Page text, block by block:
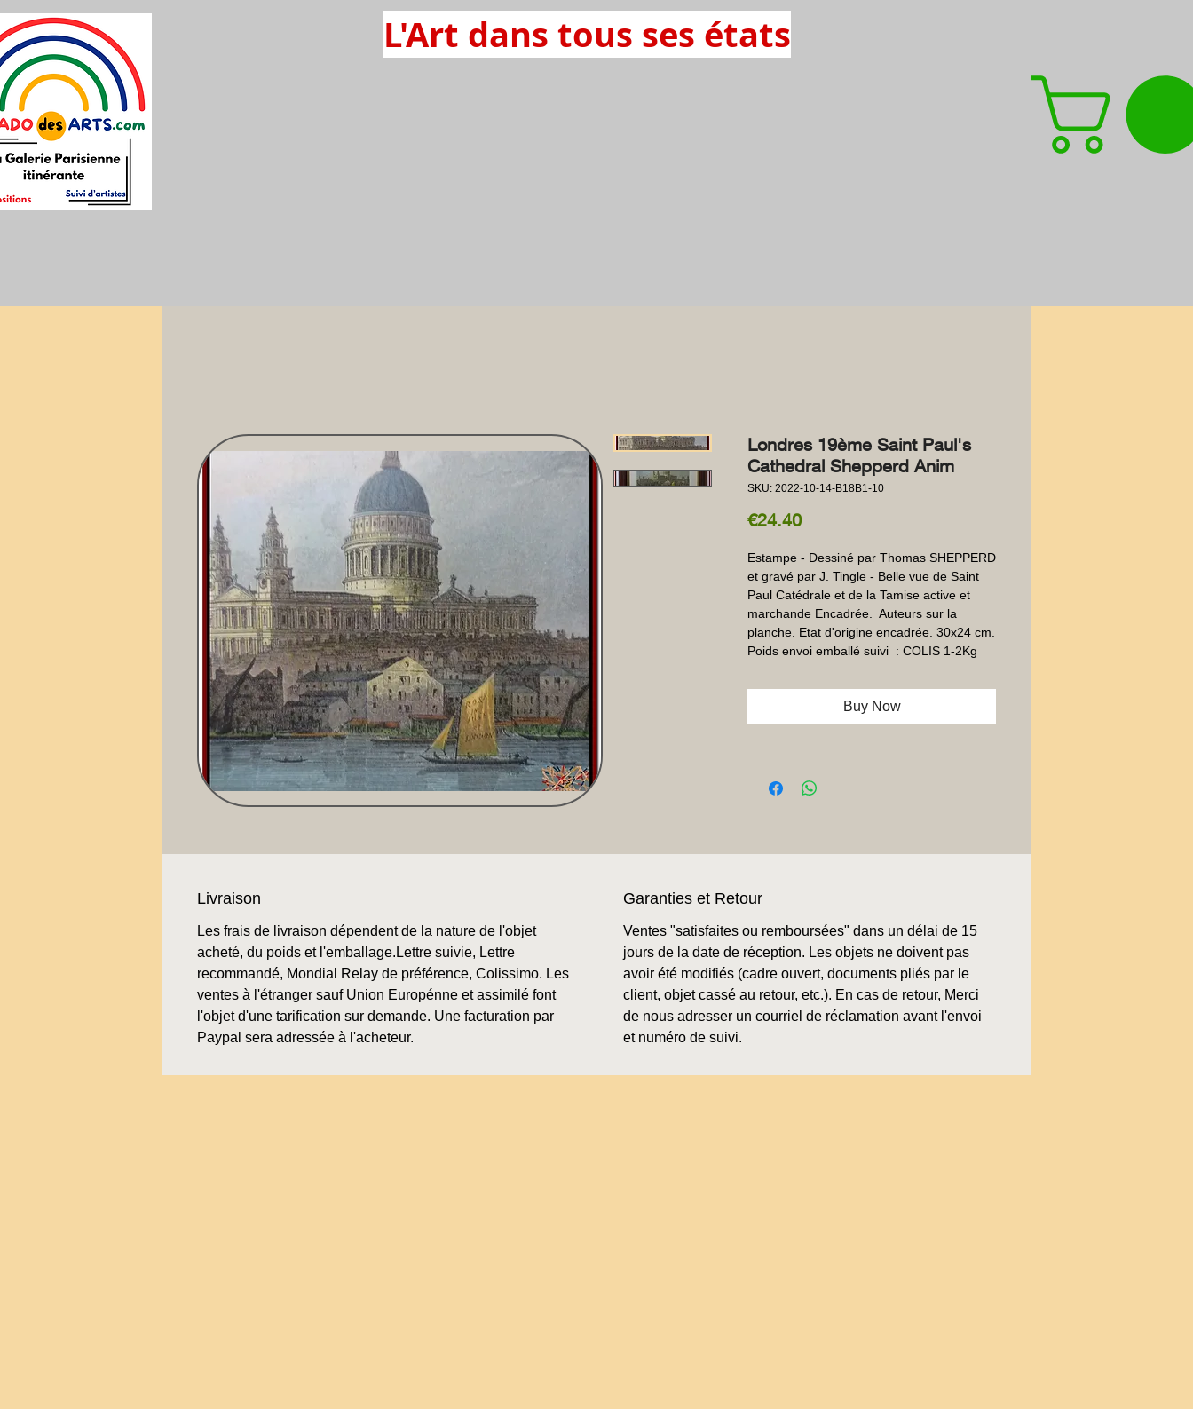
L'Art dans tous ses états
Londres 19ème Saint Paul's
Cathedral Shepperd Anim
SKU: 2022-10-14-B18B1-10
€24.40Price
Estampe - Dessiné par Thomas SHEPPERD
et gravé par J. Tingle - Belle vue de Saint
Paul Catédrale et de la Tamise active et
marchande Encadrée.  Auteurs sur la
planche. Etat d'origine encadrée. 30x24 cm.
Poids envoi emballé suivi  : COLIS 1-2Kg
Buy Now
Livraison
Les frais de livraison dépendent de la nature de l'objet
acheté, du poids et l'emballage.Lettre suivie, Lettre
recommandé, Mondial Relay de préférence, Colissimo. Les
ventes à l'étranger sauf Union Europénne et assimilé font
l'objet d'une tarification sur demande. Une facturation par
Paypal sera adressée à l'acheteur.
Garanties et Retour
Ventes "satisfaites ou remboursées" dans un délai de 15
jours de la date de réception. Les objets ne doivent pas
avoir été modifiés (cadre ouvert, documents pliés par le
client, objet cassé au retour, etc.). En cas de retour, Merci
de nous adresser un courriel de réclamation avant l'envoi
et numéro de suivi.